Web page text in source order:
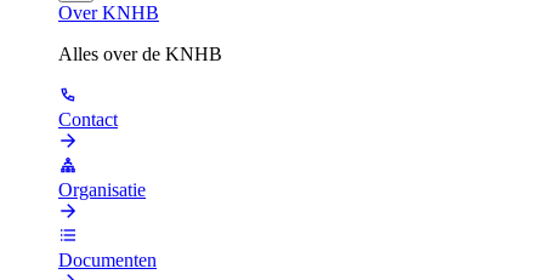
Over KNHB
Alles over de KNHB
Contact
Organisatie
Documenten